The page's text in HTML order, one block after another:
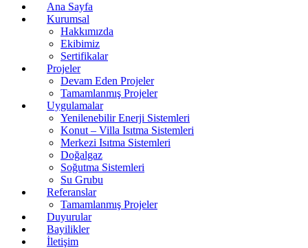
Ana Sayfa
Kurumsal
Hakkımızda
Ekibimiz
Sertifikalar
Projeler
Devam Eden Projeler
Tamamlanmış Projeler
Uygulamalar
Yenilenebilir Enerji Sistemleri
Konut – Villa Isıtma Sistemleri
Merkezi Isıtma Sistemleri
Doğalgaz
Soğutma Sistemleri
Su Grubu
Referanslar
Tamamlanmış Projeler
Duyurular
Bayilikler
İletişim